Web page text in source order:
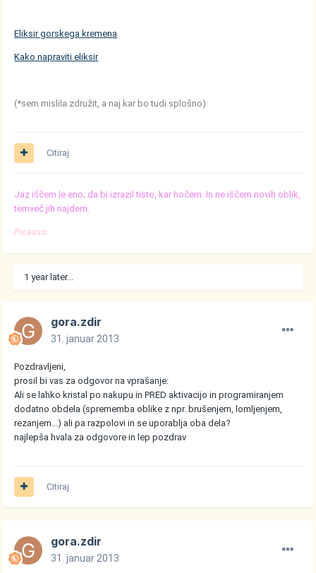
Eliksir gorskega kremena
Kako napraviti eliksir
(*sem mislila združit, a naj kar bo tudi splošno)
Citiraj
Jaz iščem le eno; da bi izrazil tisto, kar hočem. In ne iščem novih oblik,
temveč jih najdem.
Picasso
1 year later...
gora.zdir
31. januar 2013
Pozdravljeni,
prosil bi vas za odgovor na vprašanje:
Ali se lahko kristal po nakupu in PRED aktivacijo in programiranjem
dodatno obdela (sprememba oblike z npr. brušenjem, lomljenjem,
rezanjem...) ali pa razpolovi in se uporablja oba dela?
najlepša hvala za odgovore in lep pozdrav
Citiraj
gora.zdir
31. januar 2013